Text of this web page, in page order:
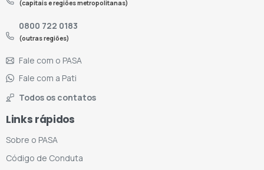
(capitais e regiões metropolitanas)
0800 722 0183
(outras regiões)
Fale com o PASA
Fale com a Pati
Todos os contatos
Links rápidos
Sobre o PASA
Código de Conduta